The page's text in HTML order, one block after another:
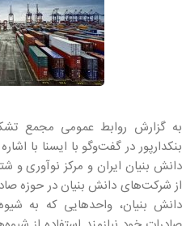
به گزارش روابط عمومی مجمع
بنکدارپور در گفت‌وگو با ایسنا با
دانش بنیان ایران و مرکز نوآوری و
از شرکت‌های دانش بنیان در حوزه
دانش بنیان، واحدهایی که به